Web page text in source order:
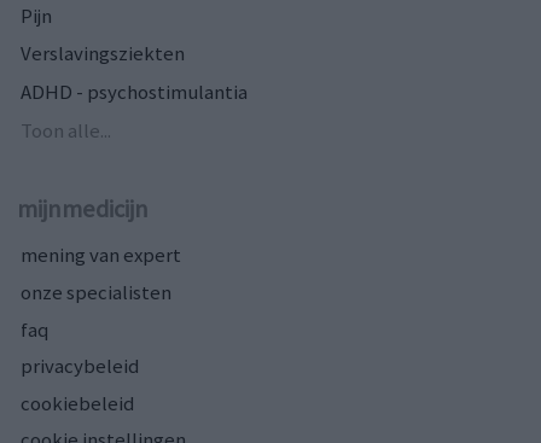
Pijn
Verslavingsziekten
ADHD - psychostimulantia
Toon alle...
mijnmedicijn
mening van expert
onze specialisten
faq
privacybeleid
cookiebeleid